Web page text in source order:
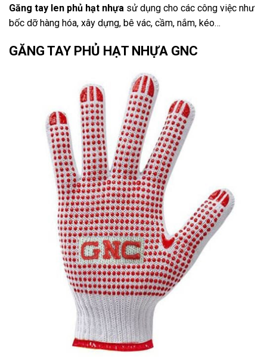
Găng tay len phủ hạt nhựa sử dụng cho các công việc như
bốc dỡ hàng hóa, xây dựng, bê vác, cầm, nắm, kéo…
GĂNG TAY PHỦ HẠT NHỰA GNC